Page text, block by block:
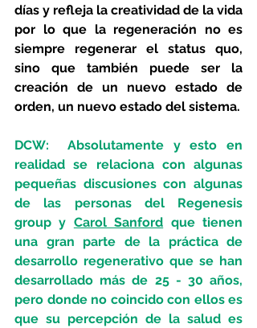
días y refleja la creatividad de la vida
por lo que la regeneración no es
siempre regenerar el status quo,
sino que también puede ser la
creación de un nuevo estado de
DCW:  Absolutamente y esto en
realidad se relaciona con algunas
pequeñas discusiones con algunas
de las personas del Regenesis
group y Carol Sanford que tienen
una gran parte de la práctica de
desarrollo regenerativo que se han
desarrollado más de 25 - 30 años,
pero donde no coincido con ellos es
que su percepción de la salud es